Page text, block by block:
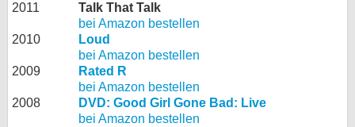
2011
Talk That Talk
bei Amazon bestellen
2010
Loud
bei Amazon bestellen
2009
Rated R
bei Amazon bestellen
2008
DVD: Good Girl Gone Bad: Live
bei Amazon bestellen